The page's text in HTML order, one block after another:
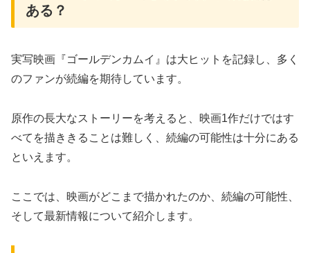
ある？
実写映画『ゴールデンカムイ』は大ヒットを記録し、多く
のファンが続編を期待しています。
原作の長大なストーリーを考えると、映画1作だけではす
べてを描ききることは難しく、続編の可能性は十分にある
といえます。
ここでは、映画がどこまで描かれたのか、続編の可能性、
そして最新情報について紹介します。